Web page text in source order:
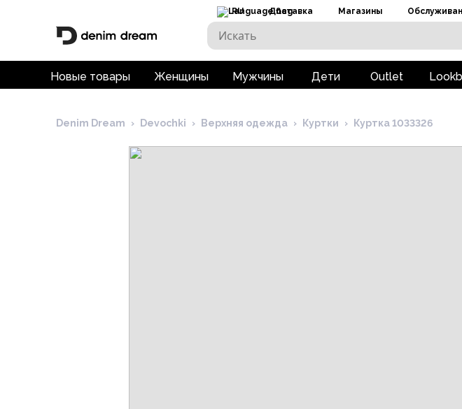
RU Доставка Магазины
Новые товары Женщины Мужчины Дети Outlet
Denim Dream › Devochki › Верхняя одежда › Куртки › Куртка 1033326